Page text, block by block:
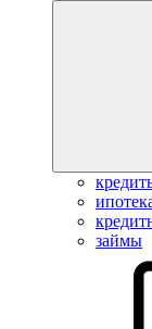
займы